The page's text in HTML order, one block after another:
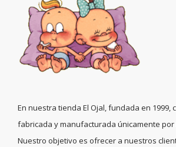
En nuestra tienda El Ojal, fundada en 1999,
fabricada y manufacturada únicamente
Nuestro objetivo es ofrecer a nuestros